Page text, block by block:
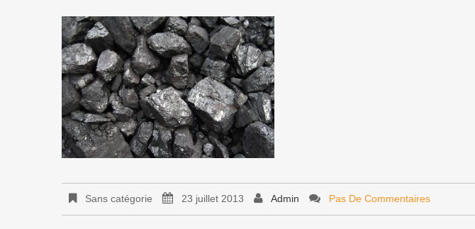
Sans catégorie 23 juillet 2013 Admin Pas De Commentaires